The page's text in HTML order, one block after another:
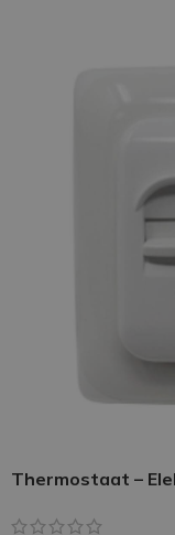
Thermostaat –